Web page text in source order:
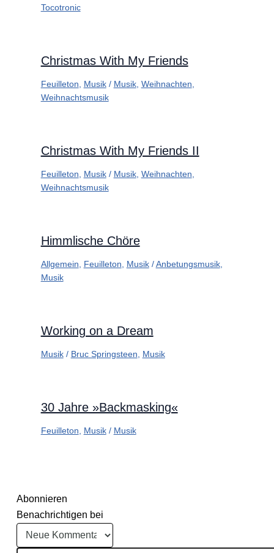
Tocotronic
Christmas With My Friends
Feuilleton, Musik/ Musik, Weihnachten,
Weihnachtsmusik
Christmas With My Friends II
Feuilleton, Musik/ Musik, Weihnachten,
Weihnachtsmusik
Himmlische Chöre
Allgemein, Feuilleton, Musik/Anbetungsmusik,
Musik
Working on a Dream
Musik/ Bruc Springsteen, Musik
30 Jahre »Backmasking«
Feuilleton, Musik/ Musik
Abonnieren
Benachrichtigen bei